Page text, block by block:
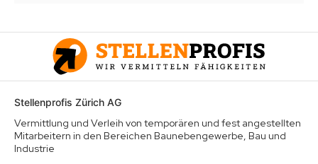
Stellenprofis Zürich AG
Vermittlung und Verleih von temporären und fest angestellten
Mitarbeitern in den Bereichen Baunebengewerbe, Bau und
Industrie